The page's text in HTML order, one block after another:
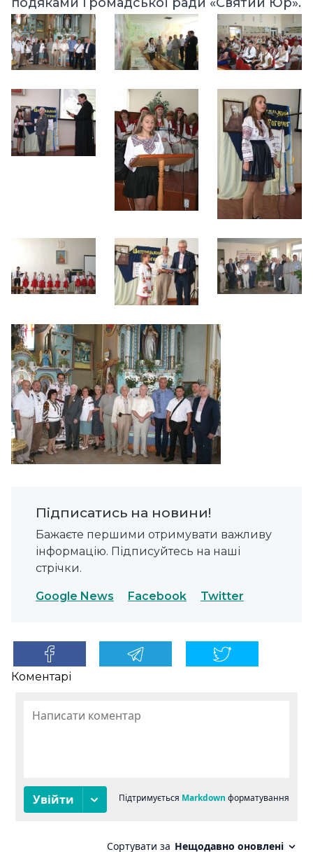
Підписатись на новини!
Бажаєте першими отримувати важливу
інформацію. Підписуйтесь на наші
стрічки.
Google News Facebook Twitter
Коментарі